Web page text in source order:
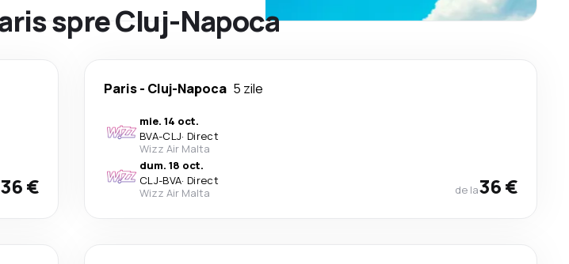
spre Cluj-Napoca
36 €
Paris- Cluj-Napoca 5 zile
mie. 14 oct.
BVA-CLJ· Direct
Wizz Air Malta
dum. 18 oct.
CLJ-BVA· Direct
Wizz Air Malta
de la36 €